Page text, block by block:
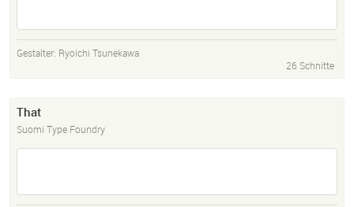
Gestalter: Ryoichi Tsunekawa
26 Schnitte
That
Suomi Type Foundry